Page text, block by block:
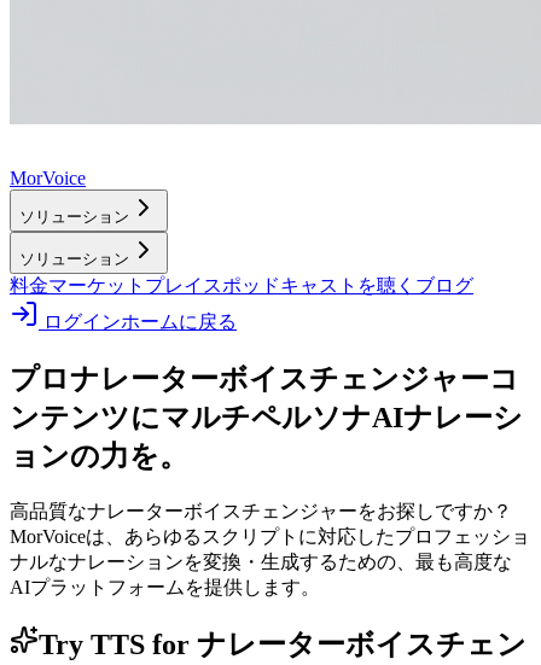
MorVoice
ソリューション
ソリューション
料金マーケットプレイスポッドキャストを聴く ブログ
ログインホームに戻る
プロナレーターボイスチェンジャーコ
ンテンツにマルチペルソナAIナレーシ
ョンの力を。
高品質なナレーターボイスチェンジャーをお探しですか？
MorVoiceは、あらゆるスクリプトに対応したプロフェッショ
ナルなナレーションを変換・生成するための、最も高度な
AIプラットフォームを提供します。
Try TTS for ナレーターボイスチェン